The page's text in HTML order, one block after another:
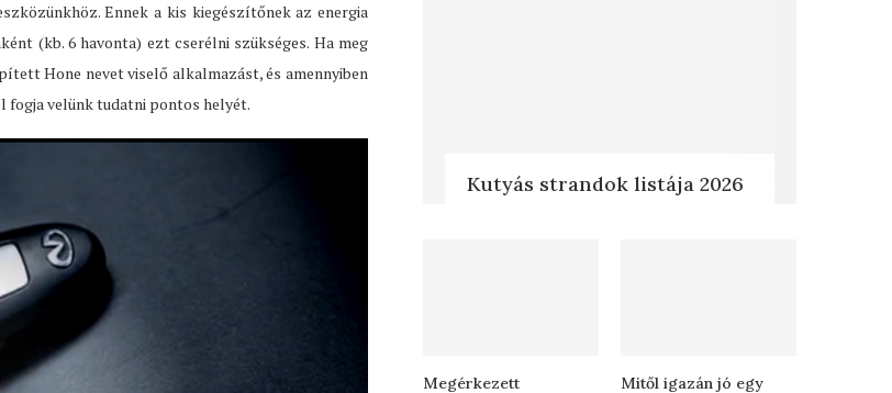
Ennek a kis kiegészítőnek az energia
(kb. 6 havonta) ezt cserélni szükséges. Ha meg
Hone nevet viselő alkalmazást, és amennyiben
fogja velünk tudatni pontos helyét.
Kutyás strandok listája 2026
Megérkezett
Mitől igazán jó egy